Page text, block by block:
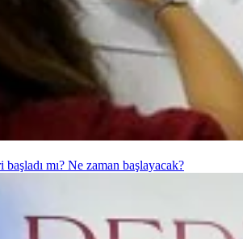
mı? Ne zaman başlayacak?